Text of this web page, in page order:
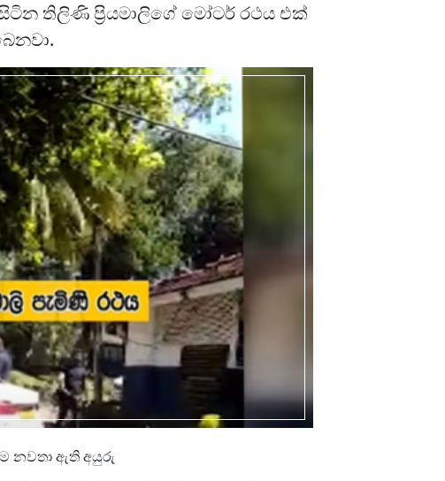
තිලිණි ප්‍රියමාලිගේ මෝටර් රථය එක්
නවතා ඇති අයුරු